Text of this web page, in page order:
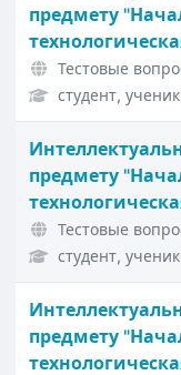
предмету
Тестовые
студент, ученик
предмету
Тестовые
студент, ученик
предмету